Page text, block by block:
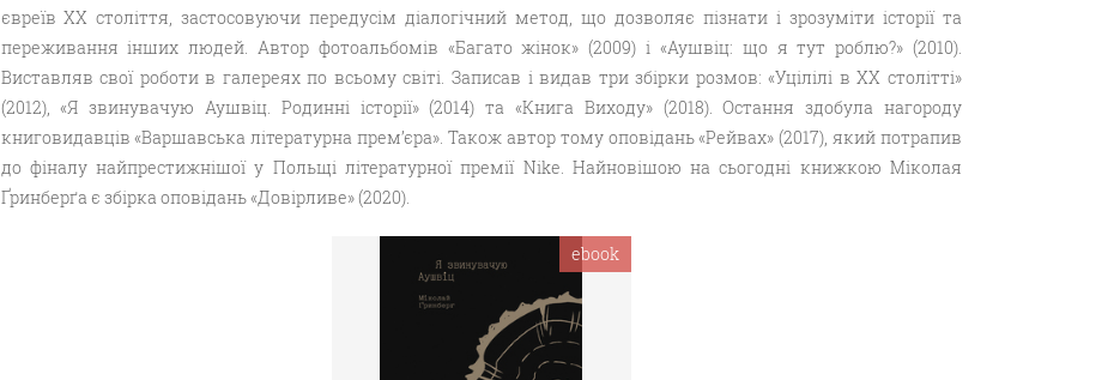
євреїв ХХ століття, застосовуючи передусім діалогічний метод, що дозволяє пізнати і зрозуміти історії та
переживання інших людей. Автор фотоальбомів «Багато жінок» (2009) і «Аушвіц: що я тут роблю?» (2010).
Виставляв свої роботи в галереях по всьому світі. Записав і видав три збірки розмов: «Уцілілі в ХХ столітті»
(2012), «Я звинувачую Аушвіц. Родинні історії» (2014) та «Книга Виходу» (2018). Остання здобула нагороду
книговидавців «Варшавська літературна прем’єра». Також автор тому оповідань «Рейвах» (2017), який потрапив
до фіналу найпрестижнішої у Польщі літературної премії Nike. Найновішою на сьогодні книжкою Міколая
Ґринберґа є збірка оповідань «Довірливе» (2020).
ebook